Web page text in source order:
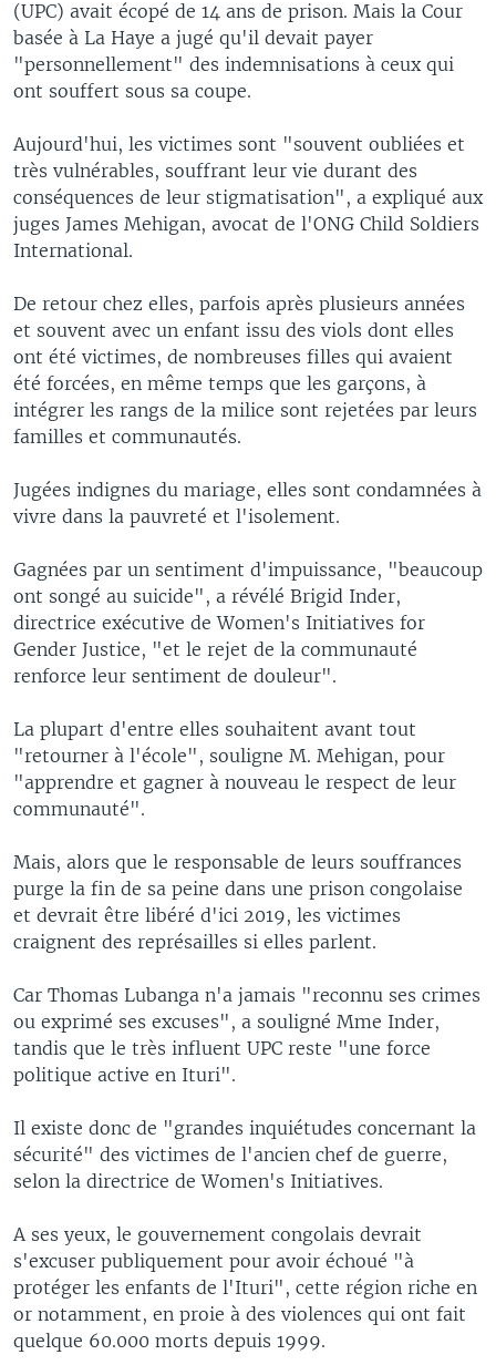
(UPC) avait écopé de 14 ans de prison. Mais la Cour
basée à La Haye a jugé qu'il devait payer
"personnellement" des indemnisations à ceux qui
ont souffert sous sa coupe.
Aujourd'hui, les victimes sont "souvent oubliées et
très vulnérables, souffrant leur vie durant des
conséquences de leur stigmatisation", a expliqué aux
juges James Mehigan, avocat de l'ONG Child Soldiers
International.
De retour chez elles, parfois après plusieurs années
et souvent avec un enfant issu des viols dont elles
ont été victimes, de nombreuses filles qui avaient
été forcées, en même temps que les garçons, à
intégrer les rangs de la milice sont rejetées par leurs
familles et communautés.
Jugées indignes du mariage, elles sont condamnées à
vivre dans la pauvreté et l'isolement.
Gagnées par un sentiment d'impuissance, "beaucoup
ont songé au suicide", a révélé Brigid Inder,
directrice exécutive de Women's Initiatives for
Gender Justice, "et le rejet de la communauté
renforce leur sentiment de douleur".
La plupart d'entre elles souhaitent avant tout
"retourner à l'école", souligne M. Mehigan, pour
"apprendre et gagner à nouveau le respect de leur
communauté".
Mais, alors que le responsable de leurs souffrances
purge la fin de sa peine dans une prison congolaise
et devrait être libéré d'ici 2019, les victimes
craignent des représailles si elles parlent.
Car Thomas Lubanga n'a jamais "reconnu ses crimes
ou exprimé ses excuses", a souligné Mme Inder,
tandis que le très influent UPC reste "une force
politique active en Ituri".
Il existe donc de "grandes inquiétudes concernant la
sécurité" des victimes de l'ancien chef de guerre,
selon la directrice de Women's Initiatives.
A ses yeux, le gouvernement congolais devrait
s'excuser publiquement pour avoir échoué "à
protéger les enfants de l'Ituri", cette région riche en
or notamment, en proie à des violences qui ont fait
quelque 60.000 morts depuis 1999.